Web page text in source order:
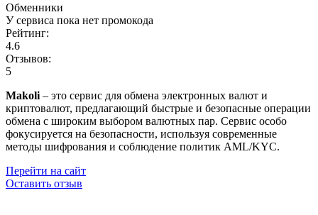
Обменники
У сервиса пока нет промокода
Рейтинг:
4.6
Отзывов:
5
Makoli – это сервис для обмена электронных валют и
криптовалют, предлагающий быстрые и безопасные операции
обмена с широким выбором валютных пар. Сервис особо
фокусируется на безопасности, используя современные
методы шифрования и соблюдение политик AML/KYC.
Перейти на сайт
Оставить отзыв